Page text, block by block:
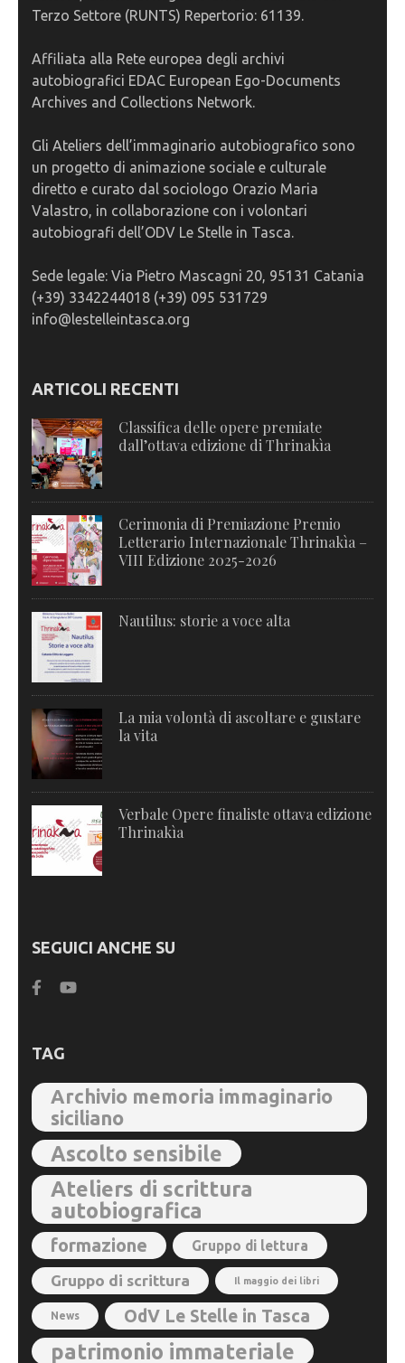
Terzo Settore (RUNTS) Repertorio: 61139.
Affiliata alla Rete europea degli archivi
autobiografici EDAC European Ego-Documents
Archives and Collections Network.
Gli Ateliers dell’immaginario autobiografico sono
un progetto di animazione sociale e culturale
diretto e curato dal sociologo Orazio Maria
Valastro, in collaborazione con i volontari
autobiografi dell’ODV Le Stelle in Tasca.
Sede legale: Via Pietro Mascagni 20, 95131 Catania
(+39) 3342244018 (+39) 095 531729
info@lestelleintasca.org
ARTICOLI RECENTI
Classifica delle opere premiate
dall’ottava edizione di Thrinakìa
Cerimonia di Premiazione Premio
Letterario Internazionale Thrinakìa –
VIII Edizione 2025-2026
Nautilus: storie a voce alta
La mia volontà di ascoltare e gustare
la vita
Verbale Opere finaliste ottava edizione
Thrinakìa
SEGUICI ANCHE SU
TAG
Archivio memoria immaginario
siciliano
Ascolto sensibile
Ateliers di scrittura
autobiografica
formazione Gruppo di lettura
Gruppo di scrittura Il maggio dei libri
News OdV Le Stelle in Tasca
patrimonio immateriale